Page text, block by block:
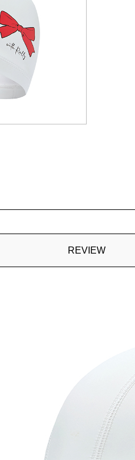
REVIEW